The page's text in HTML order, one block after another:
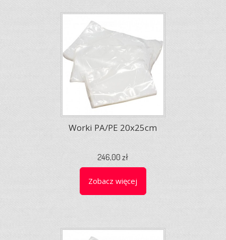
Worki PA/PE 20x25cm
246,00 zł
Zobacz więcej